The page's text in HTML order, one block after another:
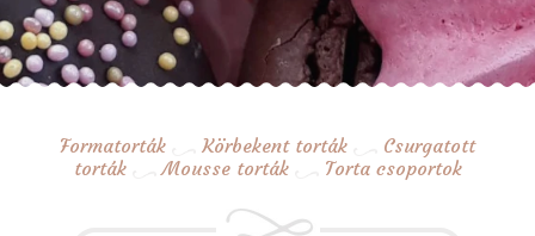
Formatorták Körbekent torták
Csurgatott
torták
Mousse torták Torta csoportok